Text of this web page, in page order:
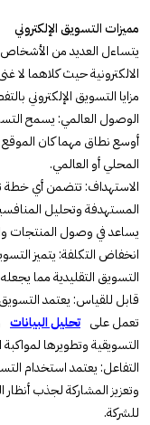
مميزات التسويق الإلكتروني
يتساءل العديد من الأشخاص
الالكترونية حيث كلاهما
مزايا التسويق الإلكتروني
الوصول العالمي: يسمح
أوسع نطاق مهما كان
المحلي أو العالمي.
الاستهداف: تتضمن أي خطة
المستهدفة وتحليل
يساعد في وصول المنتجات
انخفاض التكلفة: يتميز
التسويق التقليدية مما
قابل للقياس: يعتمد
تعمل على تحليل البيانات
التسويقية وتطويرها
التفاعل: يعتمد استخدام
وتعزيز المشاركة لجذب أنظار
للشركة.